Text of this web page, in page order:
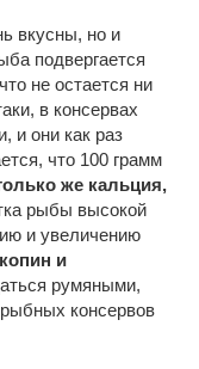
вкусны, но и
подвергается
не остается ни
в консервах
и они как раз
что 100 грамм
же кальция,
рыбы высокой
и увеличению
и
румяными,
консервов